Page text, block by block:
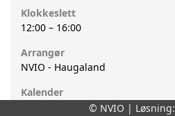
Klokkeslett
12:00 – 16:00
Arrangør
NVIO - Haugaland
Kalender
Lokalforeningskalender© NVIO | Løsning: